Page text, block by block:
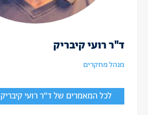
ד"ר רועי קיבריק
מנהל מחקרים
לכל המאמרים של ד"ר רועי קיבריק